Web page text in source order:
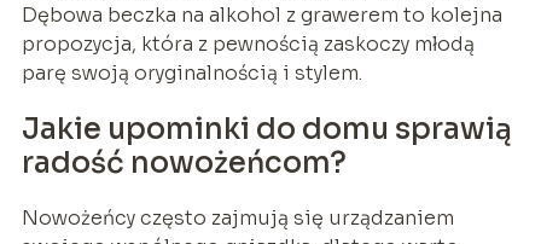
Dębowa beczka na alkohol z grawerem to kolejna
propozycja, która z pewnością zaskoczy młodą
parę swoją oryginalnością i stylem.
Jakie upominki do domu sprawią
radość nowożeńcom?
Nowożeńcy często zajmują się urządzaniem